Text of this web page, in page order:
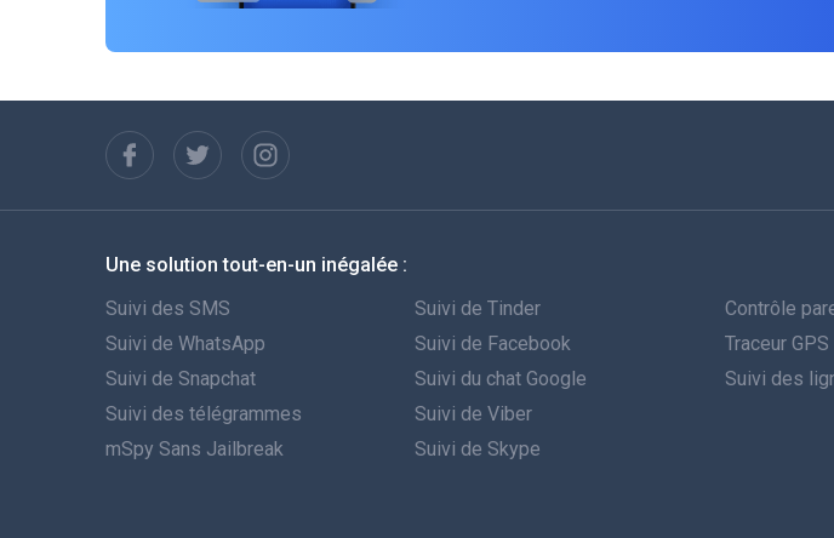
Une solution tout-en-un inégalée :
Suivi des SMS
Suivi de WhatsApp
Suivi de Snapchat
Suivi des télégrammes
mSpy Sans Jailbreak
Suivi de Tinder
Suivi de Facebook
Suivi du chat Google
Suivi de Viber
Suivi de Skype
Contrôle
Traceur GPS
Suivi des